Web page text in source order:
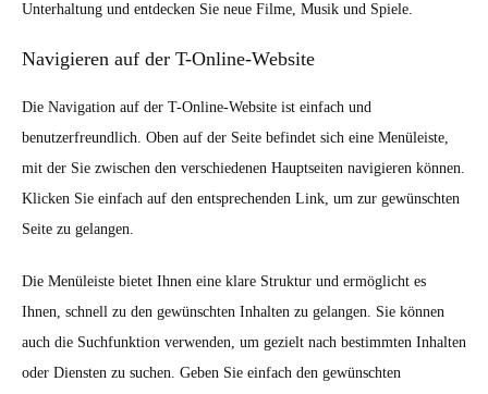
Unterhaltung und entdecken Sie neue Filme, Musik und Spiele.
Navigieren auf der T-Online-Website
Die Navigation auf der T-Online-Website ist einfach und
benutzerfreundlich. Oben auf der Seite befindet sich eine Menüleiste,
mit der Sie zwischen den verschiedenen Hauptseiten navigieren können.
Klicken Sie einfach auf den entsprechenden Link, um zur gewünschten
Seite zu gelangen.
Die Menüleiste bietet Ihnen eine klare Struktur und ermöglicht es
Ihnen, schnell zu den gewünschten Inhalten zu gelangen. Sie können
auch die Suchfunktion verwenden, um gezielt nach bestimmten Inhalten
oder Diensten zu suchen. Geben Sie einfach den gewünschten